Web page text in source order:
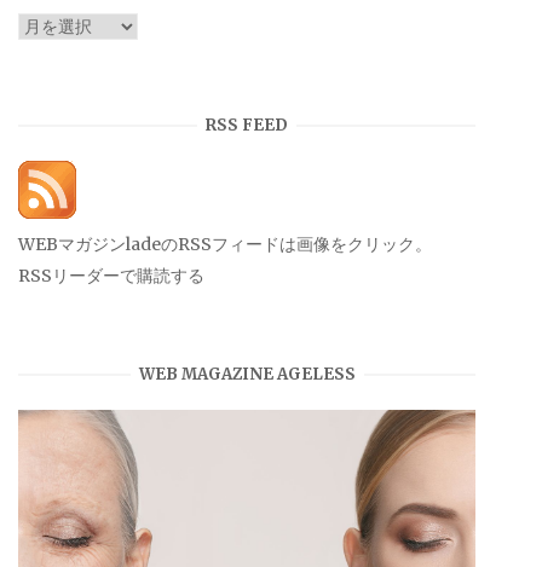
ア
RSS FEED
WEBマガジンladeのRSSフィードは画像をクリック。
RSSリーダーで購読する
WEB MAGAZINE AGELESS